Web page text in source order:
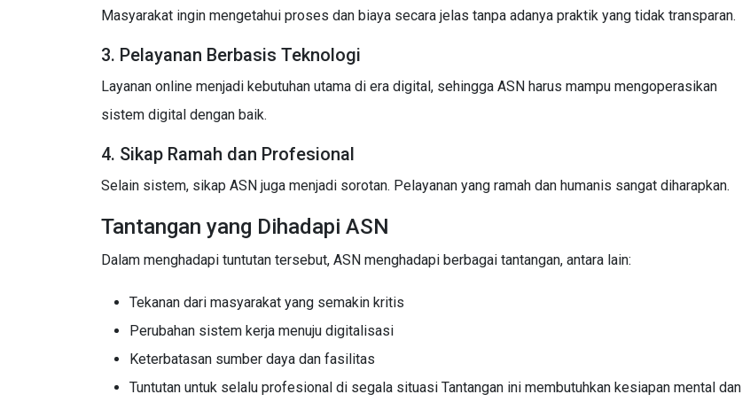
Masyarakat ingin mengetahui proses dan biaya secara jelas tanpa adanya praktik yang tidak transparan.
3. Pelayanan Berbasis Teknologi
Layanan online menjadi kebutuhan utama di era digital, sehingga ASN harus mampu mengoperasikan
sistem digital dengan baik.
4. Sikap Ramah dan Profesional
Selain sistem, sikap ASN juga menjadi sorotan. Pelayanan yang ramah dan humanis sangat diharapkan.
Tantangan yang Dihadapi ASN
Dalam menghadapi tuntutan tersebut, ASN menghadapi berbagai tantangan, antara lain:
Tekanan dari masyarakat yang semakin kritis
Perubahan sistem kerja menuju digitalisasi
Keterbatasan sumber daya dan fasilitas
Tuntutan untuk selalu profesional di segala situasi Tantangan ini membutuhkan kesiapan mental dan